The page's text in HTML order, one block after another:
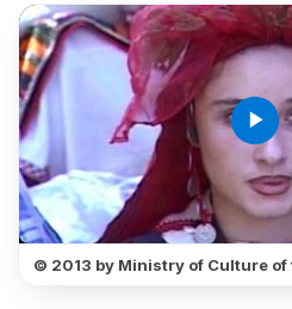
play_arrow
© 2013 by Ministry of Culture of